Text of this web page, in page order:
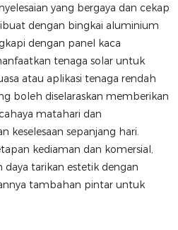
yang bergaya dan cekap
dengan bingkai aluminium
dengan panel kaca
tenaga solar untuk
atau aplikasi tenaga rendah
boleh diselaraskan memberikan
matahari dan
keselesaan sepanjang hari.
kediaman dan komersial,
tarikan estetik dengan
tambahan pintar untuk